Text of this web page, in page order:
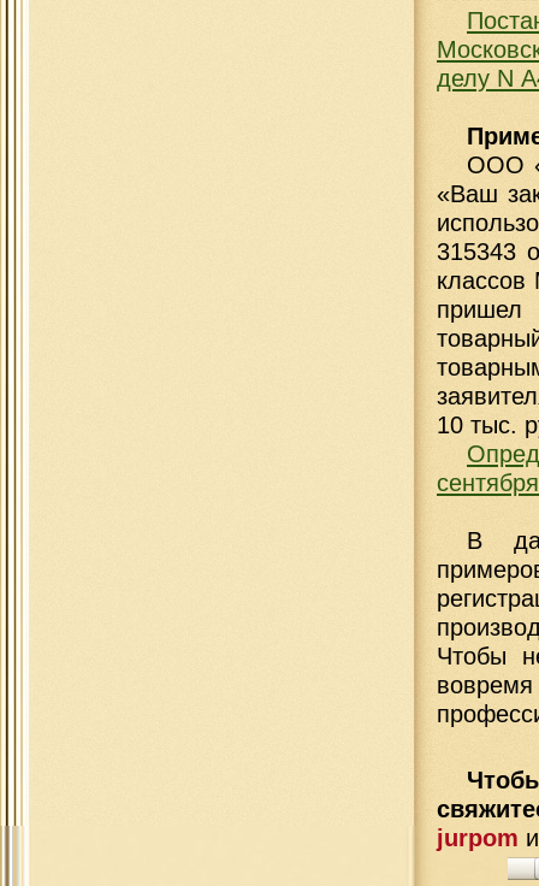
делу N
ООО
«Ваш
315343
пришел
10 тыс.
В
Чтобы
jurpom